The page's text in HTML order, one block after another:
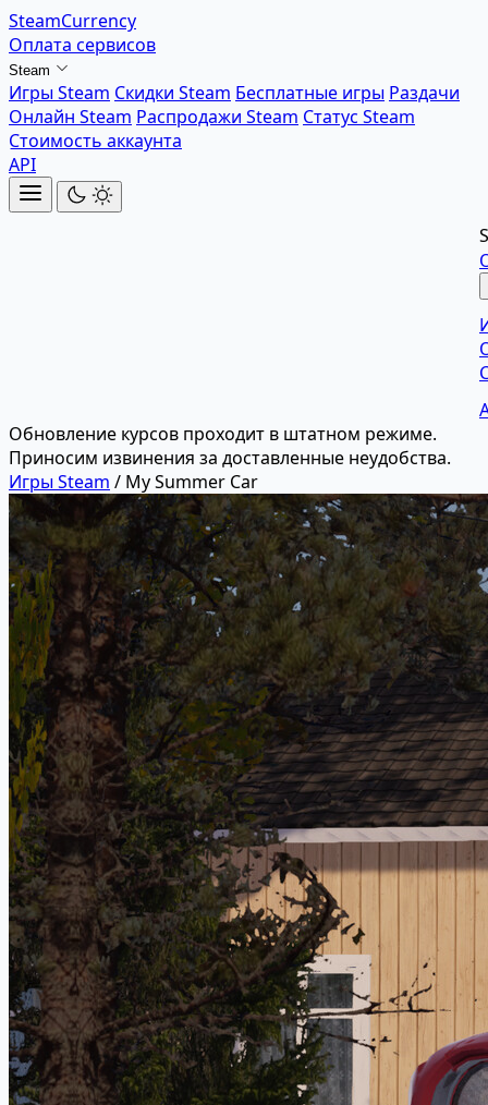
SteamCurrency
Оплата сервисов
Steam
Игры Steam Скидки Steam Бесплатные игры Раздачи
Онлайн Steam Распродажи Steam Статус Steam
Стоимость аккаунта
API
Обновление курсов проходит в штатном режиме.
Приносим извинения за доставленные неудобства.
Игры Steam / My Summer Car